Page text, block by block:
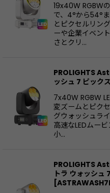
19x40W RGBW
で、4°から54°
とピクセルリン
ーや企業イベン
さとクリ…
PROLIGHTS
ッシュ 7 ピックス
7x40W RGBW
変ズームとピク
グウォッシュラ
高速なLEDムー
小…
PROLIGHTS
トラ ウォッシュ
[